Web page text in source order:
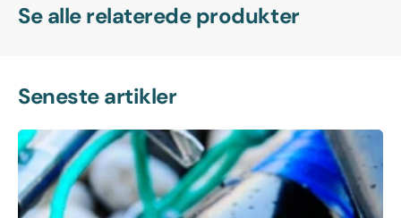
Se alle relaterede produkter
Seneste artikler